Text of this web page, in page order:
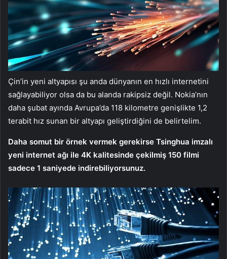
Çin’in yeni altyapısı şu anda dünyanın en hızlı internetini
sağlayabiliyor olsa da bu alanda rakipsiz değil. Nokia’nın
daha şubat ayında Avrupa’da 118 kilometre genişlikte 1,2
terabit hız sunan bir altyapı geliştirdiğini de belirtelim.
Daha somut bir örnek vermek gerekirse Tsinghua imzalı
yeni internet ağı ile 4K kalitesinde çekilmiş 150 filmi
sadece 1 saniyede indirebiliyorsunuz.